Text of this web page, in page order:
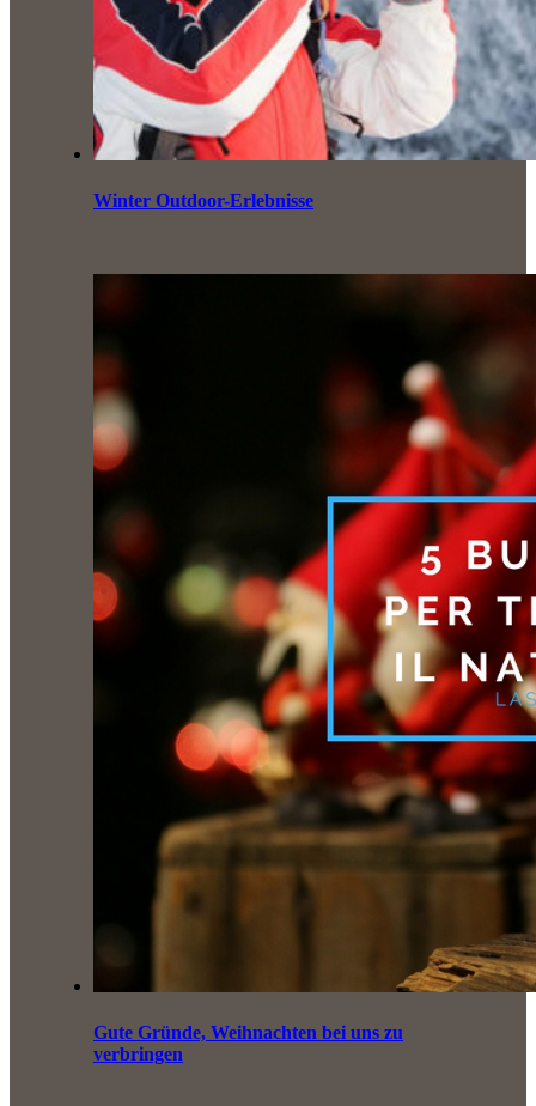
Winter Outdoor-Erlebnisse
Gute Gründe, Weihnachten bei uns zu
verbringen